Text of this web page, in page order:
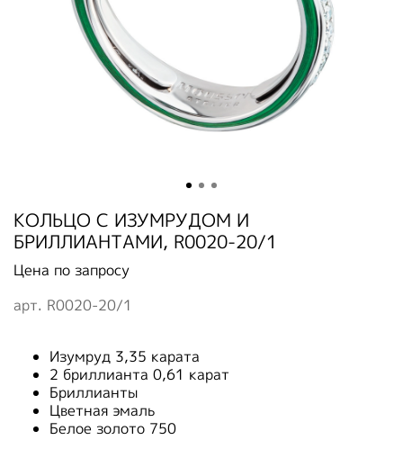
арт. R0020-20/1
КОЛЬЦО С ИЗУМРУДОМ И
БРИЛЛИАНТАМИ, R0020-20/1
Цена по запросу
Изумруд 3,35 карата
2 бриллианта 0,61 карат
Бриллианты
Цветная эмаль
Белое золото 750